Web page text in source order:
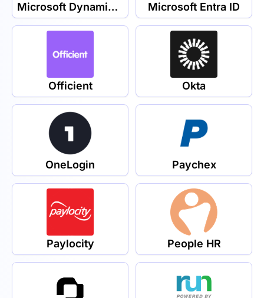
Microsoft Dynamics 365 Human Resources Microsoft Entra ID
Officient Okta
OneLogin Paychex
Paylocity People HR